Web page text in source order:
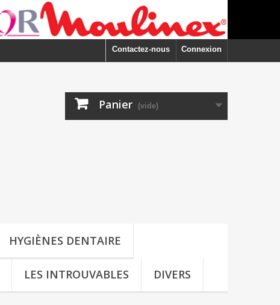
Connexion
Contactez-nous
Panier (vide)
HYGIÈNES DENTAIRE
LES INTROUVABLES DIVERS